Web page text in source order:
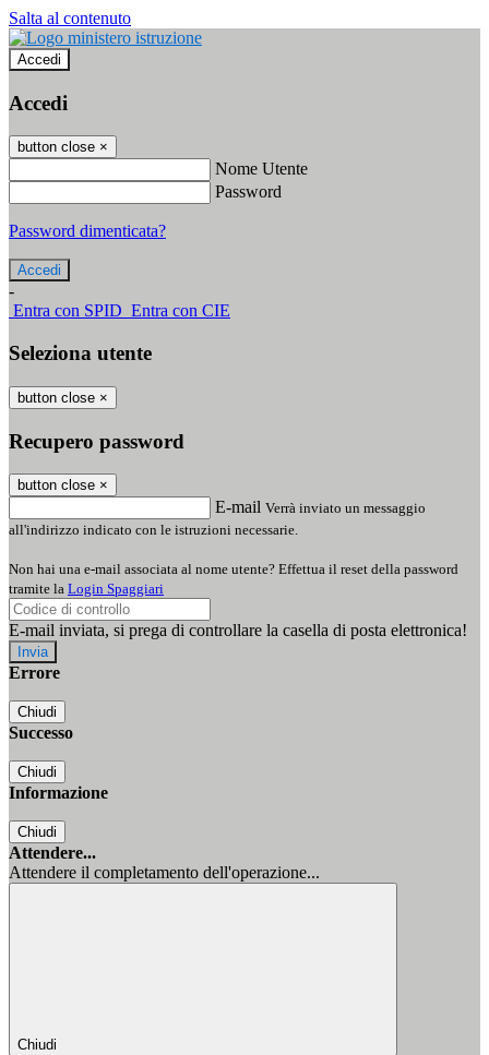
Salta al contenuto
Accedi
Accedi
button close ×
Nome Utente
Password
Password dimenticata?
-
Entra con SPID Entra con CIE
Seleziona utente
button close ×
Recupero password
button close ×
E-mail Verrà inviato un messaggio
all'indirizzo indicato con le istruzioni necessarie.
Non hai una e-mail associata al nome utente? Effettua il reset della password
tramite la Login Spaggiari
E-mail inviata, si prega di controllare la casella di posta elettronica!
Errore
Chiudi
Successo
Chiudi
Informazione
Chiudi
Attendere...
Attendere il completamento dell'operazione...
Chiudi